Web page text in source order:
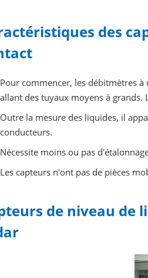
des
Pour commencer, les débitmètres
allant des tuyaux moyens à grands.
Outre la mesure des liquides, il
conducteurs.
Nécessite moins ou pas
Les capteurs n'ont pas de pièces
de niveau de